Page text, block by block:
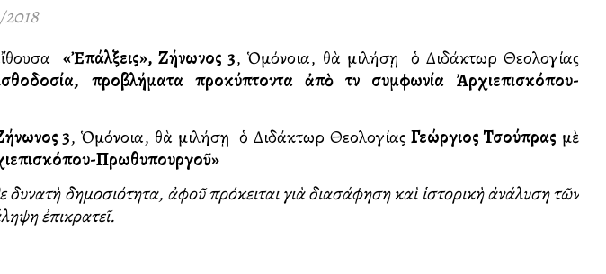
2018
«Ἐπάλξεις», Ζήνωνος 3, Ὁμόνοια, θὰ μιλήσῃ ὁ Διδάκτωρ Θεολογίας
προβλήματα προκύπτοντα ἀπὸ τὴν συμφωνία Ἀρχιεπισκόπου-
3, Ὁμόνοια, θὰ μιλήσῃ ὁ Διδάκτωρ Θεολογίας Γεώργιος Τσούπρας μὲ
Πρωθυπουργοῦ»
δημοσιότητα, ἀφοῦ πρόκειται γιὰ διασάφηση καὶ ἱστορικὴ ἀνάλυση τῶν
ἐπικρατεῖ.